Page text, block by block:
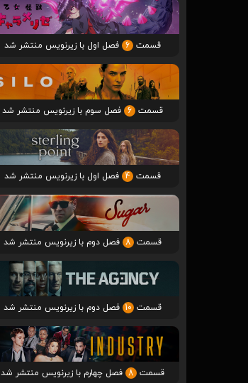
قسمت 6 فصل اول با زیرنویس منتشر شد
قسمت 6 فصل سوم با زیرنویس منتشر شد
قسمت 4 فصل اول با زیرنویس منتشر شد
قسمت 8 فصل دوم با زیرنویس منتشر شد
قسمت 10 فصل دوم با زیرنویس منتشر شد
قسمت 8 فصل چهارم با زیرنویس منتشر شد